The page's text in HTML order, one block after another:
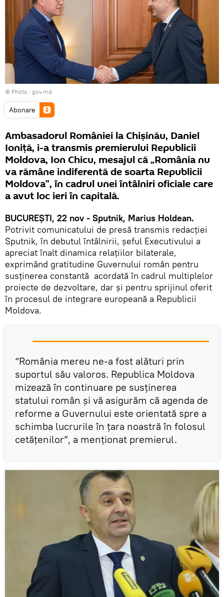
© Photo : gov.md
Abonare
Ambasadorul României la Chișinău, Daniel
Ioniță, i-a transmis premierului Republicii
Moldova, Ion Chicu, mesajul că „România nu
va rămâne indiferentă de soarta Republicii
Moldova”, în cadrul unei întâlniri oficiale care
a avut loc ieri în capitală.
BUCUREȘTI, 22 nov - Sputnik, Marius Holdean.
Potrivit comunicatului de presă transmis redacției
Sputnik, în debutul întâlnirii, șeful Executivului a
apreciat înalt dinamica relaţiilor bilaterale,
exprimând gratitudine Guvernului român pentru
susţinerea constantă acordată în cadrul multiplelor
proiecte de dezvoltare, dar și pentru sprijinul oferit
în procesul de integrare europeană a Republicii
Moldova.
“România mereu ne-a fost alături prin
suportul său valoros. Republica Moldova
mizează în continuare pe susținerea
statului român și vă asigurăm că agenda de
reforme a Guvernului este orientată spre a
schimba lucrurile în țara noastră în folosul
cetățenilor”, a menționat premierul.